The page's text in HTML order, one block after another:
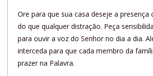
Ore para que sua casa deseje a presença
do que qualquer distração. Peça
para ouvir a voz do Senhor no dia a dia.
interceda para que cada membro da
prazer na Palavra.